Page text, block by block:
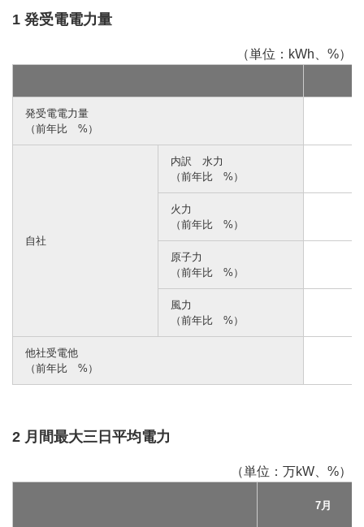
1 発受電電力量
（単位：kWh、%）
発受電電力量
（前年比 %）
自社
内訳 水力
（前年比 %）
火力
（前年比 %）
原子力
（前年比 %）
風力
（前年比 %）
他社受電他
（前年比 %）
2 月間最大三日平均電力
（単位：万kW、%）
7月